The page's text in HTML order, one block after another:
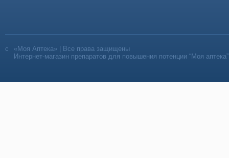
«Моя Аптека» | Все права защищены
Интернет-магазин препаратов для повышения потенции “Моя